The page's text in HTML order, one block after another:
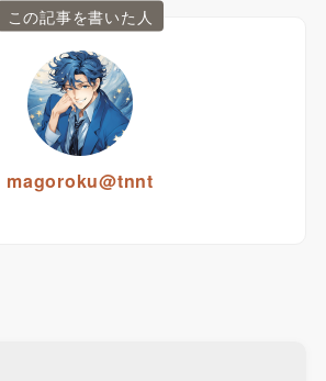
この記事を書いた人
magoroku@tnnt